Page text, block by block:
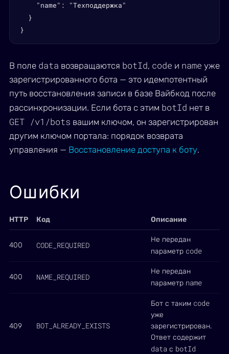
    "name": "Техподдержка"
  }
}
В поле data возвращаются botId, code и name уже
зарегистрированного бота — это идемпотентный
путь восстановления записи в базе Вайбкод после
рассинхронизации. Если бота с этим botId нет в
GET /v1/bots вашим ключом, он зарегистрирован
другим ключом портала: порядок возврата
управления — Восстановление доступа к боту.
Ошибки
HTTP Код Описание
400 CODE_REQUIRED
Не передан
параметр code
400 NAME_REQUIRED
Не передан
параметр name
409 BOT_ALREADY_EXISTS
Бот с таким code
уже
зарегистрирован.
Ответ содержит
data с botId